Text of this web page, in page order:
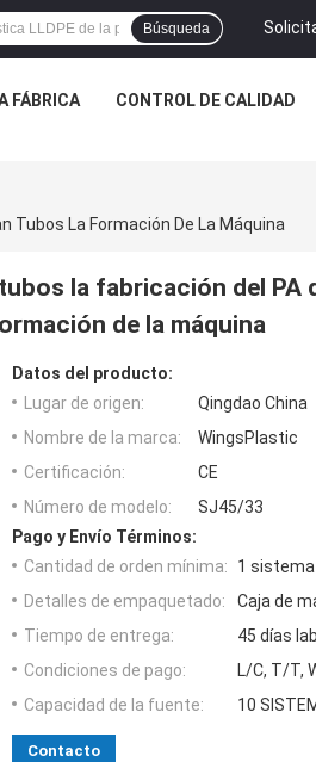
Búsqueda
FÁBRICA CONTROL DE CALIDAD
Tubos La Formación De La Máquina
la fabricación del PA
de la máquina
Datos del producto:
Lugar de origen:
Qingdao China
Nombre de la marca:
WingsPlastic
Certificación:
CE
Número de modelo:
SJ45/33
Pago y Envío Términos:
Cantidad de orden mínima:
1 sistema
Detalles de empaquetado:
Caja de
Tiempo de entrega:
45 días
Condiciones de pago:
L/C, T/T,
Capacidad de la fuente:
10
Contacto